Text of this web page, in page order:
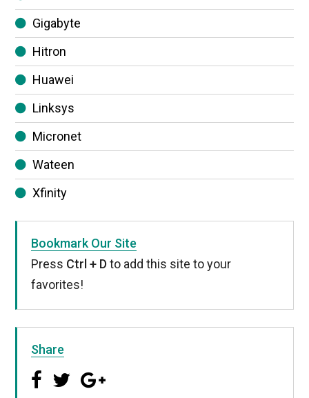
Gigabyte
Hitron
Huawei
Linksys
Micronet
Wateen
Xfinity
Bookmark Our Site
Press Ctrl + Dto add this site to your
favorites!
Share